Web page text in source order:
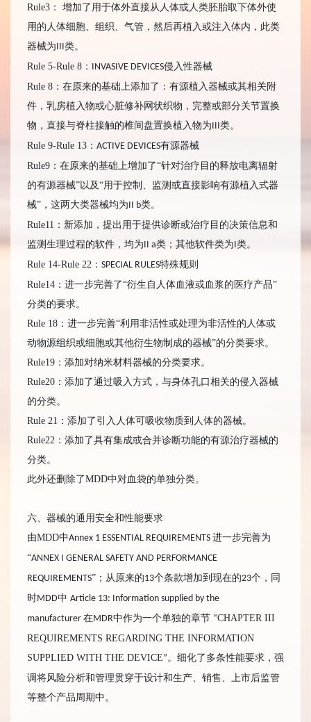
Rule3： 增加了用于体外直接从人体或人类胚胎取下体外使
用的人体细胞、组织、气管，然后再植入或注入体内，此类
器械为III类。
Rule 5-Rule 8： INVASIVE DEVICES侵入性器械
Rule 8：在原来的基础上添加了：有源植入器械或其相关附
件，乳房植入物或心脏修补网状织物，完整或部分关节置换
物，直接与脊柱接触的椎间盘置换植入物为III类。
Rule 9-Rule 13： ACTIVE DEVICES有源器械
Rule9：在原来的基础上增加了“针对治疗目的释放电离辐射
的有源器械”以及“用于控制、监测或直接影响有源植入式器
械”，这两大类器械均为II b类。
Rule11：新添加，提出用于提供诊断或治疗目的决策信息和
监测生理过程的软件，均为II a类；其他软件类为I类。
Rule 14-Rule 22： SPECIAL RULES特殊规则
Rule14：进一步完善了“衍生自人体血液或血浆的医疗产品”
分类的要求。
Rule 18：进一步完善“利用非活性或处理为非活性的人体或
动物源组织或细胞或其他衍生物制成的器械”的分类要求。
Rule19：添加对纳米材料器械的分类要求。
Rule20：添加了通过吸入方式，与身体孔口相关的侵入器械
的分类。
Rule 21：添加了引入人体可吸收物质到人体的器械。
Rule22：添加了具有集成或合并诊断功能的有源治疗器械的
分类。
此外还删除了MDD中对血袋的单独分类。
六、器械的通用安全和性能要求
由MDD中Annex 1 ESSENTIAL REQUIREMENTS 进一步完善为
“ANNEX I GENERAL SAFETY AND PERFORMANCE
REQUIREMENTS”；从原来的13个条款增加到现在的23个，同
时MDD中 Article 13: Information supplied by the
manufacturer 在MDR中作为一个单独的章节 “CHAPTER III
REQUIREMENTS REGARDING THE INFORMATION
SUPPLIED WITH THE DEVICE”。细化了多条性能要求，强
调将风险分析和管理贯穿于设计和生产、销售、上市后监管
等整个产品周期中。